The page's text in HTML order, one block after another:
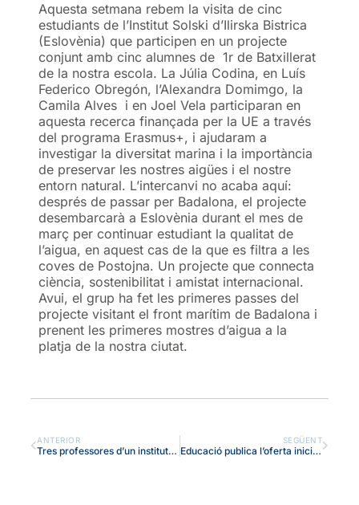
Aquesta setmana rebem la visita de cinc
estudiants de l’Institut Solski d’Ilirska Bistrica
(Eslovènia) que participen en un projecte
conjunt amb cinc alumnes de 1r de Batxillerat
de la nostra escola. La Júlia Codina, en Luís
Federico Obregón, l’Alexandra Domimgo, la
Camila Alves i en Joel Vela participaran en
aquesta recerca finançada per la UE a través
del programa Erasmus+, i ajudaram a
investigar la diversitat marina i la importància
de preservar les nostres aigües i el nostre
entorn natural. L’intercanvi no acaba aquí:
després de passar per Badalona, el projecte
desembarcarà a Eslovènia durant el mes de
març per continuar estudiant la qualitat de
l’aigua, en aquest cas de la que es filtra a les
coves de Postojna. Un projecte que connecta
ciència, sostenibilitat i amistat internacional.
Avui, el grup ha fet les primeres passes del
projecte visitant el front marítim de Badalona i
prenent les primeres mostres d’aigua a la
platja de la nostra ciutat.
ANTERIOR
Tres professores d’un institut de Roma fan una estada d’observació Erasmus+ a ESO, Batxillerat i Cicles del Badalonès
SEGÜENT
Educació publica l’oferta inicial de places per a les etapes d’Educació Infantil, Primària i ESO